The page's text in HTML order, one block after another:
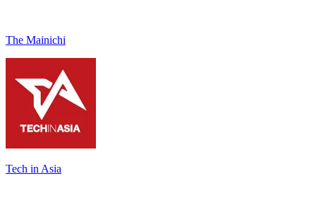
The Mainichi
Tech in Asia